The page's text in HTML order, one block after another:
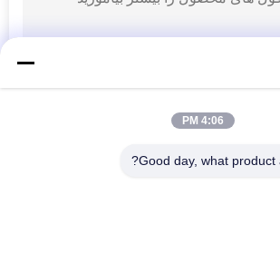
4:06 PM
Good day, what product